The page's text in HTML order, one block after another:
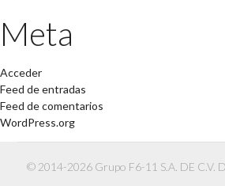
Meta
Acceder
Feed de entradas
Feed de comentarios
WordPress.org
© 2014-2026 Grupo F6-11 S.A. DE C.V.